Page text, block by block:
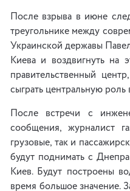
После взрыва в июне
треугольнике между
Украинской державы
Киева и воздвигнуть на
правительственный
сыграть центральную
После встречи с
сообщения, журналист
грузовые, так и
будут поднимать с
Киев. Будут построены
время большое значение.